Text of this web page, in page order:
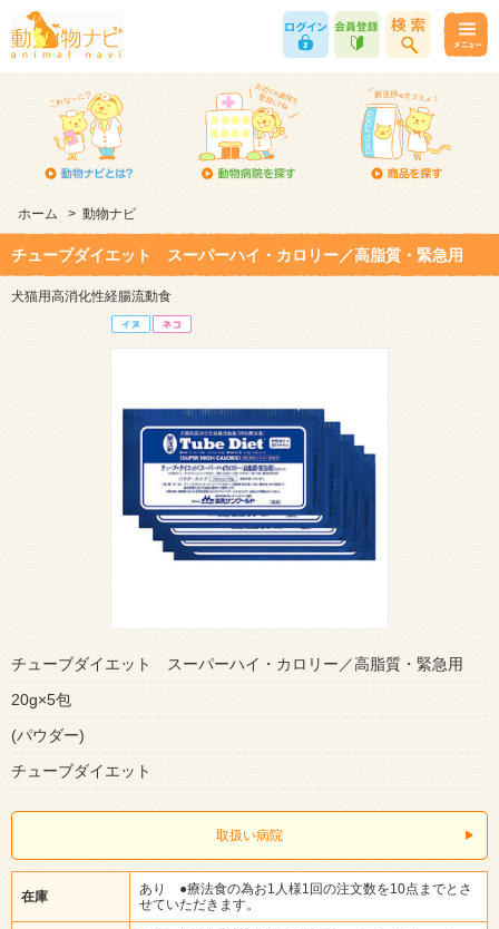
ホーム > 動物ナビ
チューブダイエット スーパーハイ・カロリー／高脂質・緊急用
犬猫用高消化性経腸流動食
チューブダイエット スーパーハイ・カロリー／高脂質・緊急用
20g×5包
(パウダー)
チューブダイエット
取扱い病院
在庫
あり ●療法食の為お1人様1回の注文数を10点までとさ
せていただきます。